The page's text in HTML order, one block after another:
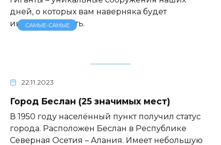
дней, о которых вам наверняка будет
интересно узнать.
САМЫЕ-САМЫЕ
22.11.2023
Город Беслан (25 значимых мест)
В 1950 году населённый пункт получил статус
города. Расположен Беслан в Республике
Северная Осетия – Алания. Имеет небольшую